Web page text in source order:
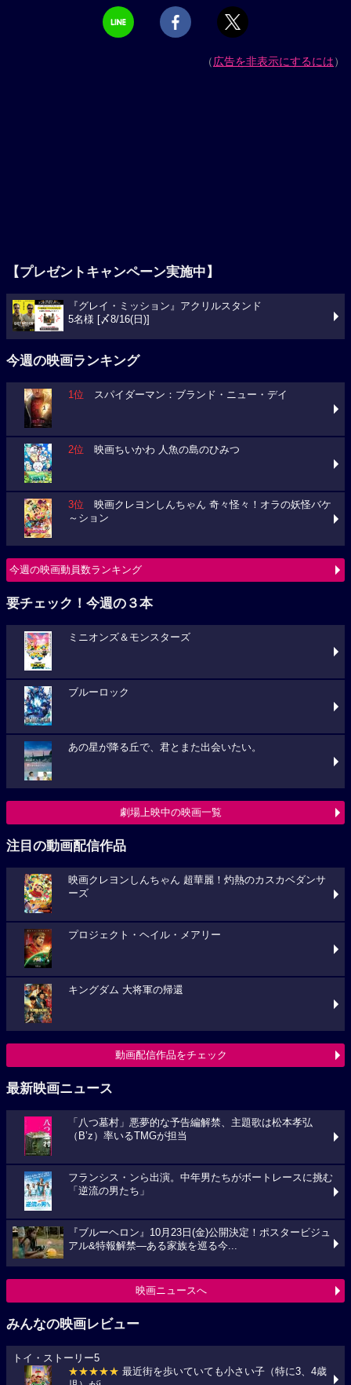
（広告を非表示にするには）
【プレゼントキャンペーン実施中】
『グレイ・ミッション』アクリルスタンド
5名様 [〆8/16(日)]
今週の映画ランキング
1位 スパイダーマン：ブランド・ニュー・デイ
2位 映画ちいかわ 人魚の島のひみつ
3位 映画クレヨンしんちゃん 奇々怪々！オラの妖怪バケ
～ション
今週の映画動員数ランキング
要チェック！今週の３本
ミニオンズ＆モンスターズ
ブルーロック
あの星が降る丘で、君とまた出会いたい。
劇場上映中の映画一覧
注目の動画配信作品
映画クレヨンしんちゃん 超華麗！灼熱のカスカベダンサ
ーズ
プロジェクト・ヘイル・メアリー
キングダム 大将軍の帰還
動画配信作品をチェック
最新映画ニュース
「八つ墓村」悪夢的な予告編解禁、主題歌は松本孝弘
（B’z）率いるTMGが担当
フランシス・ンら出演。中年男たちがボートレースに挑む
「逆流の男たち」
『ブルーヘロン』10月23日(金)公開決定！ポスタービジュ
アル&特報解禁―ある家族を巡る今...
映画ニュースへ
みんなの映画レビュー
トイ・ストーリー5
★★★★★ 最近街を歩いていても小さい子（特に3、4歳